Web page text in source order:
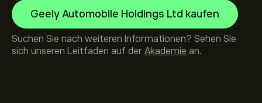
Geely Automobile Holdings Ltd kaufen
Suchen Sie nach weiteren Informationen? Sehen Sie
sich unseren Leitfaden auf der Akademie an.